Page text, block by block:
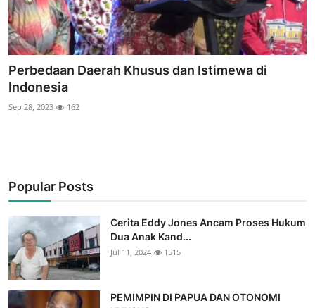
Perbedaan Daerah Khusus dan Istimewa di
Indonesia
Sep 28, 2023 162
Popular Posts
Cerita Eddy Jones Ancam Proses Hukum
Dua Anak Kand...
Jul 11, 2024 1515
PEMIMPIN DI PAPUA DAN OTONOMI